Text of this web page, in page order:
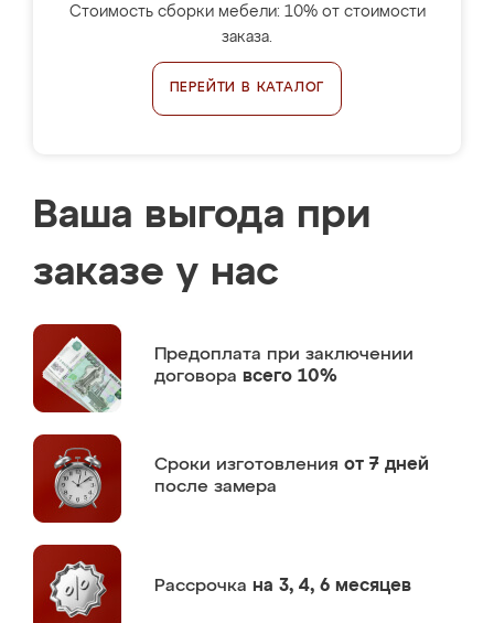
Стоимость сборки мебели: 10% от стоимости
заказа.
ПЕРЕЙТИ В КАТАЛОГ
Ваша выгода при
заказе у нас
Предоплата при заключении
договора всего 10%
Сроки изготовления от 7 дней
после замера
Рассрочка на 3, 4, 6 месяцев